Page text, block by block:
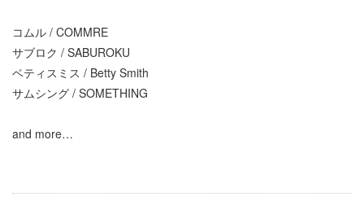
コムル / COMMRE
サブロク / SABUROKU
ベティスミス / Betty Smith
サムシング / SOMETHING
and more…